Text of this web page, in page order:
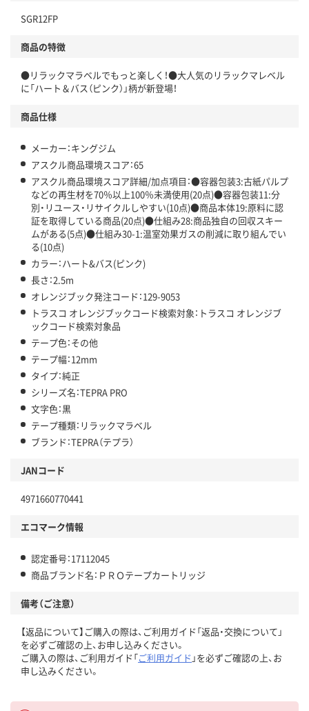
仕組
この商品の環境配慮ポイントです。下記商品詳細「
SGR12FP
商品の特徴
●リラックマラベルでもっと楽しく！●大人気のリラックマレベル
に「ハート＆バス（ピンク）」柄が新登場！
商品仕様
メーカー：キングジム
アスクル商品環境スコア：65
アスクル商品環境スコア詳細/加点項目：●容器包装3:古紙パルプ
などの再生材を70％以上100％未満使用(20点)●容器包装11:分
別・リユース・リサイクルしやすい(10点)●商品本体19:原料に認
証を取得している商品(20点)●仕組み28:商品独自の回収スキー
ムがある(5点)●仕組み30-1:温室効果ガスの削減に取り組んでい
る(10点)
カラー：ハート&バス(ピンク)
長さ：2.5m
オレンジブック発注コード：129-9053
トラスコ オレンジブックコード検索対象：トラスコ オレンジブ
ックコード検索対象品
テープ色：その他
テープ幅：12mm
タイプ：純正
シリーズ名：TEPRA PRO
文字色：黒
テープ種類：リラックマラベル
ブランド：TEPRA（テプラ）
JANコード
4971660770441
エコマーク情報
認定番号：17112045
商品ブランド名：ＰＲＯテープカートリッジ
備考（ご注意）
【返品について】ご購入の際は、ご利用ガイド「返品・交換について」
を必ずご確認の上、お申し込みください。
ご購入の際は、ご利用ガイド「ご利用ガイド 」を必ずご確認の上、お
申し込みください。